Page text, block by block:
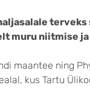
muru niitmise
maantee ning
kus Tartu